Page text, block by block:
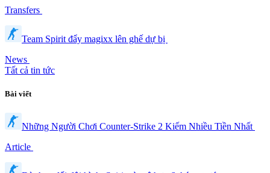
Transfers
Team Spirit đẩy magixx lên ghế dự bị
News
Tất cả tin tức
Bài viết
Những Người Chơi Counter-Strike 2 Kiếm Nhiều Tiền Nhất
Article